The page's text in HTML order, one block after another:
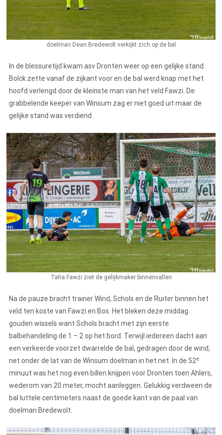
doelman Dean Bredewolt verkijkt zich op de bal
In de blessuretijd kwam asv Dronten weer op een gelijke stand.
Bolck zette vanaf de zijkant voor en de bal werd knap met het
hoofd verlengd door de kleinste man van het veld Fawzi. De
grabbelende keeper van Winsum zag er niet goed uit maar de
gelijke stand was verdiend.
Taha Fawzi ziet de gelijkmaker binnenvallen
Na de pauze bracht trainer Wind, Schols en de Ruiter binnen het
veld ten koste van Fawzi en Bos. Het bleken deze middag
gouden wissels want Schols bracht met zijn eerste
balbehandeling de 1 – 2 op het bord. Terwijl iedereen dacht aan
een verkeerde voorzet dwarrelde de bal, gedragen door de wind,
net onder de lat van de Winsum doelman in het net. In de 52e
minuut was het nog even billen knijpen voor Dronten toen Ahlers,
wederom van 20 meter, mocht aanleggen. Gelukkig verdween de
bal luttele centimeters naast de goede kant van de paal van
doelman Bredewolt.